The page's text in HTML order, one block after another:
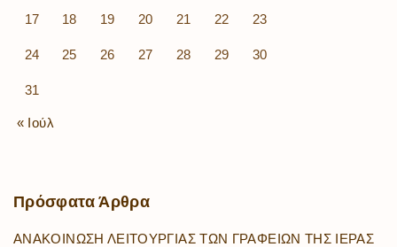
17 18 19 20 21 22 23
24 25 26 27 28 29 30
31
« Ιούλ
Πρόσφατα Άρθρα
ΑΝΑΚΟΙΝΩΣΗ ΛΕΙΤΟΥΡΓΙΑΣ ΤΩΝ ΓΡΑΦΕΙΩΝ ΤΗΣ ΙΕΡΑΣ